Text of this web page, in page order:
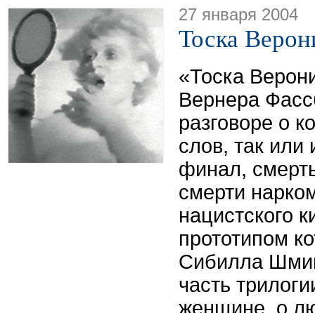
27 января 2004
Тоска
«Тоска
Вернера
разговоре о
слов, так
финал,
смерти
нацистского
прототипом
Сибилла
часть
женщине, о